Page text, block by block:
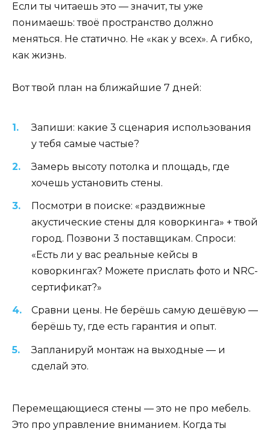
Если ты читаешь это — значит, ты уже
понимаешь: твоё пространство должно
меняться. Не статично. Не «как у всех». А гибко,
как жизнь.
Вот твой план на ближайшие 7 дней:
Запиши: какие 3 сценария использования
у тебя самые частые?
Замерь высоту потолка и площадь, где
хочешь установить стены.
Посмотри в поиске: «раздвижные
акустические стены для коворкинга» + твой
город. Позвони 3 поставщикам. Спроси:
«Есть ли у вас реальные кейсы в
коворкингах? Можете прислать фото и NRC-
сертификат?»
Сравни цены. Не берёшь самую дешёвую —
берёшь ту, где есть гарантия и опыт.
Запланируй монтаж на выходные — и
сделай это.
Перемещающиеся стены — это не про мебель.
Это про управление вниманием. Когда ты